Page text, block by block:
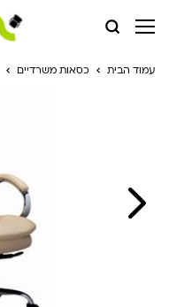
עמוד הבית כסאות משרדיים